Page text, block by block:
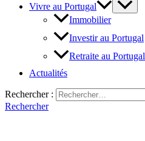
Vivre au Portugal
Immobilier
Investir au Portugal
Retraite au Portugal
Actualités
Rechercher :
Rechercher